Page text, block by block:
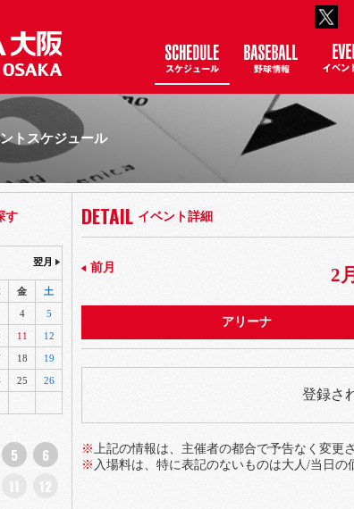
トスケジュール
DETAIL イベント詳細
前月 2
アリーナ
登録さ
※上記の情報は、主催者の都合で予告なく変更
※ 入場料は、特に表記のないものは大人/当日の
す
翌月
金 土
4 5
11 12
18 19
25 26
5
6
11 12